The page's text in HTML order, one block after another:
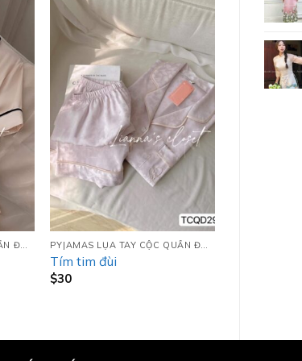
PYJAMAS LỤA TAY CỘC QUẦN ĐÙI (TCQD) PYJAMAS LỤA TAY CỘC QUẦN ĐÙI (TCQD)
Tím tim đùi
$30